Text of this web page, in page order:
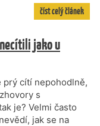
číst celý článek
jako u
prý cítí nepohodlně,
s
je? Velmi často
jak se na